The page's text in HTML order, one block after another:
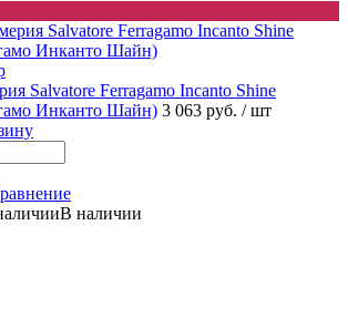
Salvatore Ferragamo Incanto Shine
Инканто Шайн) 3 063 руб. / шт
В наличии